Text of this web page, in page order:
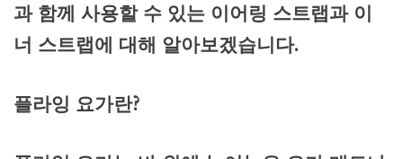
과 함께 사용할 수 있는 이어링 스트랩과 이
너 스트랩에 대해 알아보겠습니다.
플라잉 요가란?